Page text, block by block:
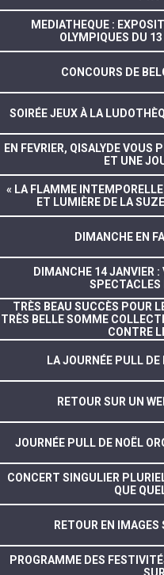
MEDIATHEQUE :
OLYMPIQUES DU
CONCOURS DE
SOIRÉE JEUX À LA
EN FEVRIER, QISALYDE VOUS
ET UNE
« LA FLAMME
ET LUMIÈRE DE LA
DIMANCHE EN
DIMANCHE 14 JANVIER :
SPECTACLES
TRÈS BEAU SUCCÈS POUR
TRÈS BELLE SOMME
CONTRE
LA JOURNÉE PULL DE
RETOUR SUR UN
JOURNÉE PULL DE NOËL
CONCERT SINGULIER
QUE
RETOUR EN
PROGRAMME DES